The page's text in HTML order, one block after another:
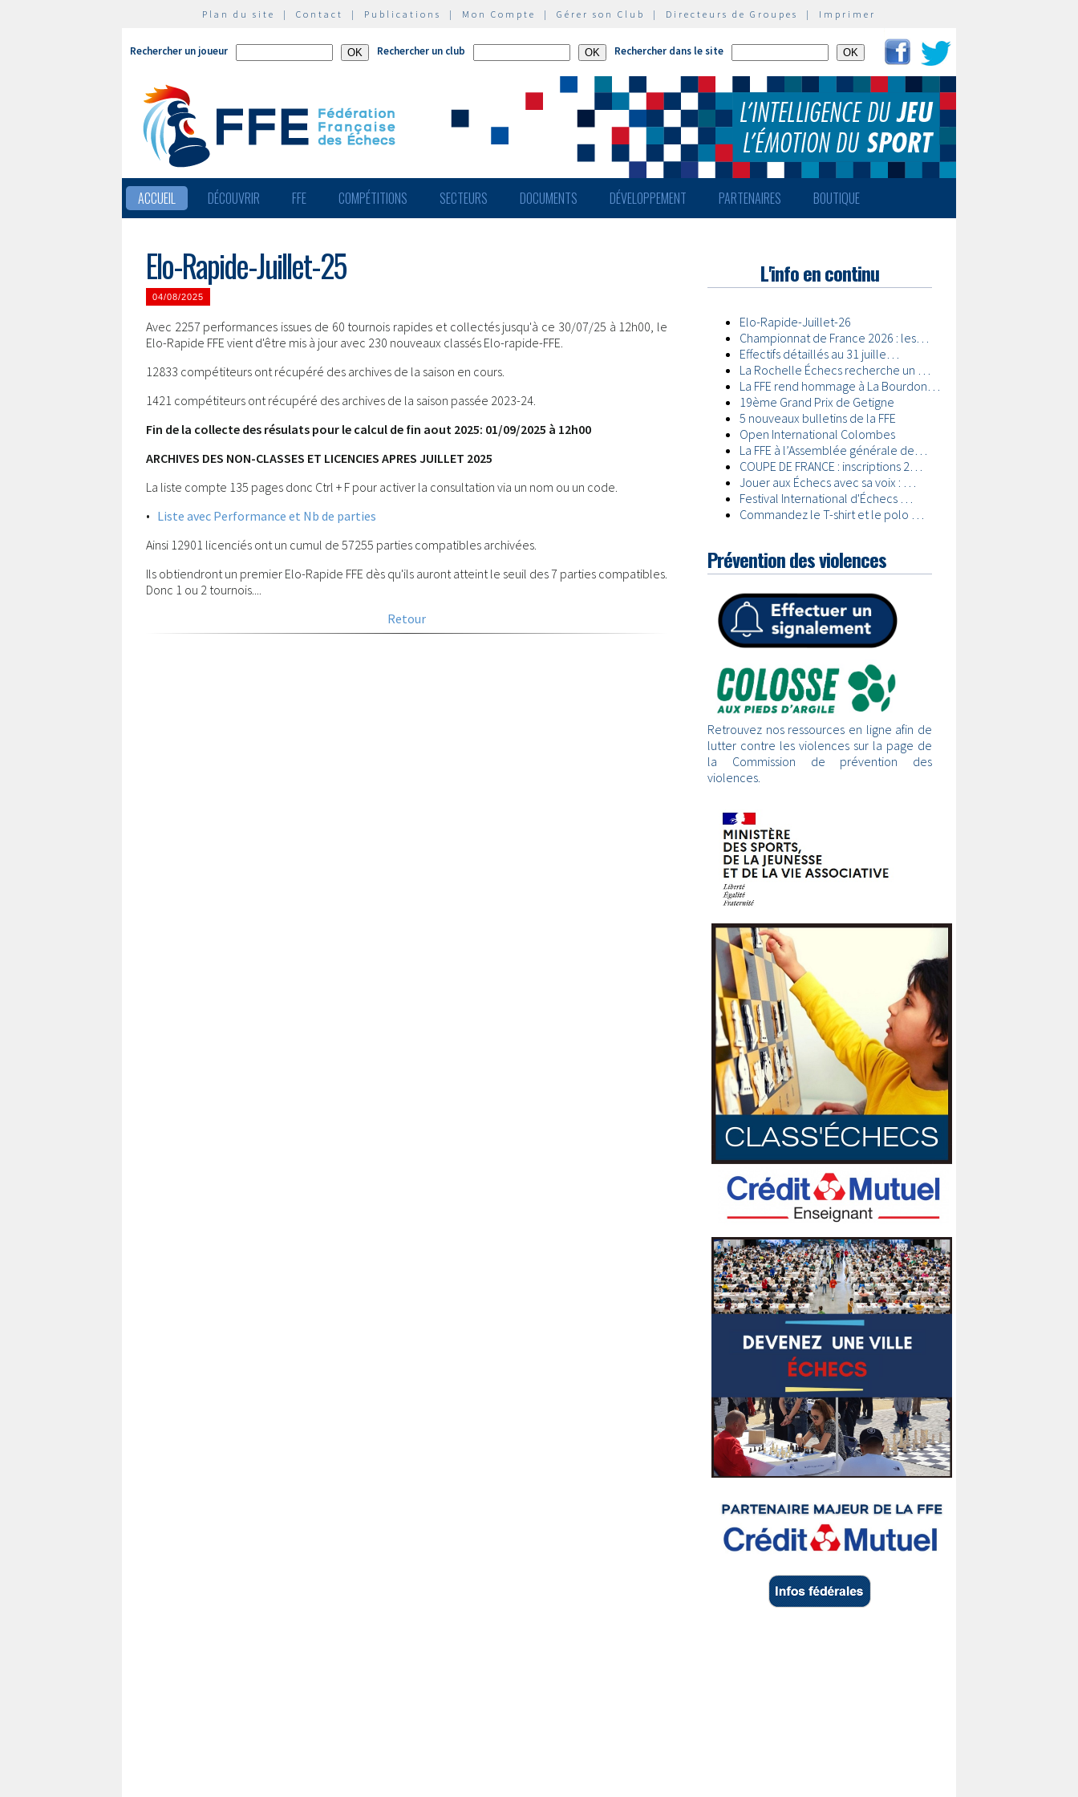
Plan du site | Contact | Publications | Mon Compte | Gérer son Club | Directeurs de Groupes | Imprimer
Rechercher un joueur Rechercher un club Rechercher dans le site
ACCUEIL DÉCOUVRIR FFE COMPÉTITIONS SECTEURS DOCUMENTS DÉVELOPPEMENT PARTENAIRES BOUTIQUE
Elo-Rapide-Juillet-25
04/08/2025
Avec 2257 performances issues de 60 tournois rapides et collectés jusqu'à ce 30/07/25 à 12h00, le
Elo-Rapide FFE vient d'être mis à jour avec 230 nouveaux classés Elo-rapide-FFE.
12833 compétiteurs ont récupéré des archives de la saison en cours.
1421 compétiteurs ont récupéré des archives de la saison passée 2023-24.
Fin de la collecte des résulats pour le calcul de fin aout 2025: 01/09/2025 à 12h00
ARCHIVES DES NON-CLASSES ET LICENCIES APRES JUILLET 2025
La liste compte 135 pages donc Ctrl + F pour activer la consultation via un nom ou un code.
• Liste avec Performance et Nb de parties
Ainsi 12901 licenciés ont un cumul de 57255 parties compatibles archivées.
Ils obtiendront un premier Elo-Rapide FFE dès qu'ils auront atteint le seuil des 7 parties compatibles.
Donc 1 ou 2 tournois....
Retour
L'info en continu
Prévention des violences
Retrouvez nos ressources en ligne afin de
lutter contre les violences sur la page de
la Commission de prévention des
violences.